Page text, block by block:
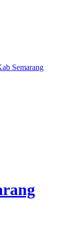
Semarang